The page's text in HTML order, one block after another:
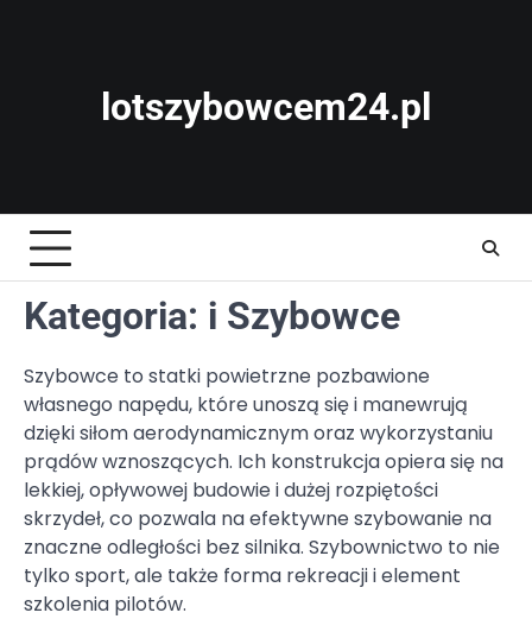
lotszybowcem24.pl
Kategoria: i Szybowce
Szybowce to statki powietrzne pozbawione
własnego napędu, które unoszą się i manewrują
dzięki siłom aerodynamicznym oraz wykorzystaniu
prądów wznoszących. Ich konstrukcja opiera się na
lekkiej, opływowej budowie i dużej rozpiętości
skrzydeł, co pozwala na efektywne szybowanie na
znaczne odległości bez silnika. Szybownictwo to nie
tylko sport, ale także forma rekreacji i element
szkolenia pilotów.